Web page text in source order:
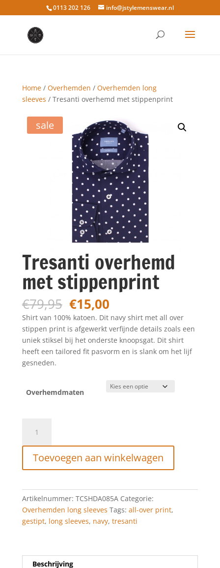
0113 202 126 info@jstylemenswear.nl
Home/ Overhemden / Overhemden long
sleeves / Tresanti overhemd met stippenprint
sale
Tresanti overhemd
met stippenprint
€79,95 Oorspronkelijke
prijs
was:
€79,95.
€15,00Huidige
prijs
is:
€15,00.
Shirt van 100% katoen. Dit navy shirt met all over
stippen print is afgewerkt verfijnde details zoals een
uniek stiksel bij het onderste knoopsgat. Dit shirt
heeft een tailored fit pasvorm en is slank om het lijf
gesneden.
Overhemdmaten
overhemd
met
stippenprint
aantal
Toevoegen aan winkelwagen
Artikelnummer: TCSHDA085A Categorie:
Overhemden long sleeves Tags: all-over print,
gestipt, long sleeves, navy, tresanti
Beschrijving